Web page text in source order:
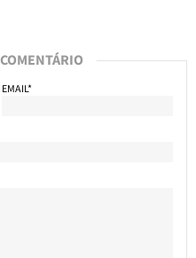
EMAIL*